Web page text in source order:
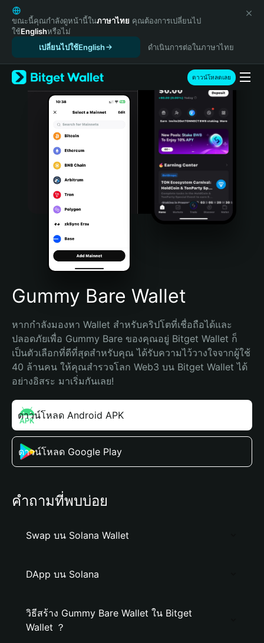
English
日本語
Tiếng Việt
Español (Latinoamérica)
Türkçe
Italiano
Português (Portugal)
Bahasa Indonesia
Português (Brasil)
Español (Argentina)
ขณะนี้คุณกำลังดูหน้านี้ในภาษาไทย คุณต้องการเปลี่ยนไป
ใช้Englishหรือไม่
เปลี่ยนไปใช้English
ดำเนินการต่อในภาษาไทย
ดาวน์โหลดเลย
Gummy Bare Wallet
หากกำลังมองหา Wallet สำหรับคริปโตที่เชื่อถือได้และ
ปลอดภัยเพื่อ Gummy Bare ของคุณอยู่ Bitget Wallet ก็
เป็นตัวเลือกที่ดีที่สุดสำหรับคุณ ได้รับความไว้วางใจจากผู้ใช้
40 ล้านคน ให้คุณสำรวจโลก Web3 บน Bitget Wallet ได้
อย่างอิสระ มาเริ่มกันเลย!
ดาวน์โหลด Android APK
ดาวน์โหลด Google Play
คำถามที่พบบ่อย
Swap บน Solana Wallet
DApp บน Solana
วิธีสร้าง Gummy Bare Wallet ใน Bitget
Wallet ？